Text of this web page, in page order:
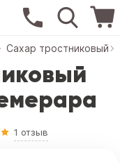
Сахар тростниковый
1 отзыв